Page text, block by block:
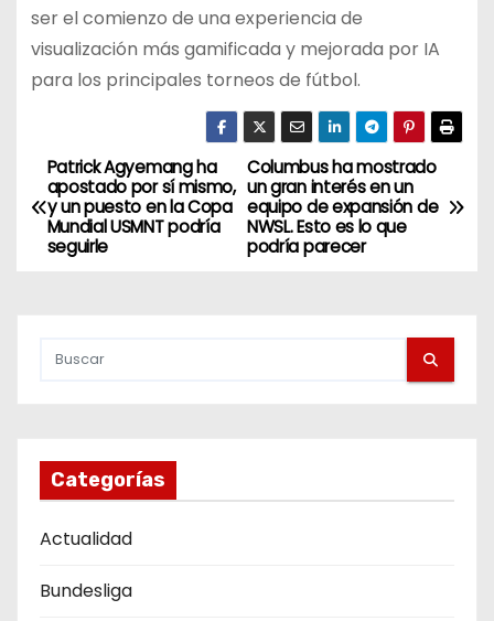
ser el comienzo de una experiencia de
visualización más gamificada y mejorada por IA
para los principales torneos de fútbol.
N
a
c
ó
n
Columbus ha mostrado
un gran interés en un
equipo de expansión de
NWSL. Esto es lo que
podría parecer
Patrick Agyemang ha
apostado por sí mismo,
y un puesto en la Copa
Mundial USMNT podría
seguirle
Categorías
Actualidad
Bundesliga